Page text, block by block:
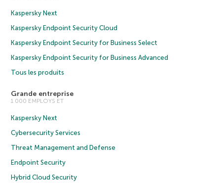
Kaspersky Next
Kaspersky Endpoint Security Cloud
Kaspersky Endpoint Security for Business Select
Kaspersky Endpoint Security for Business Advanced
Tous les produits
Grande entreprise
1 000 EMPLOYS ET
Kaspersky Next
Cybersecurity Services
Threat Management and Defense
Endpoint Security
Hybrid Cloud Security